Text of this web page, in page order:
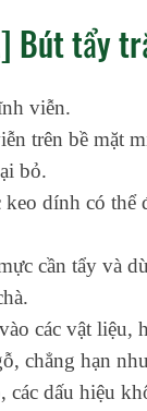
Bút tẩy
viễn.
trên bề mặt
bỏ.
keo dính có thể
cần tẩy và
các vật liệu,
chẳng hạn
các dấu hiệu